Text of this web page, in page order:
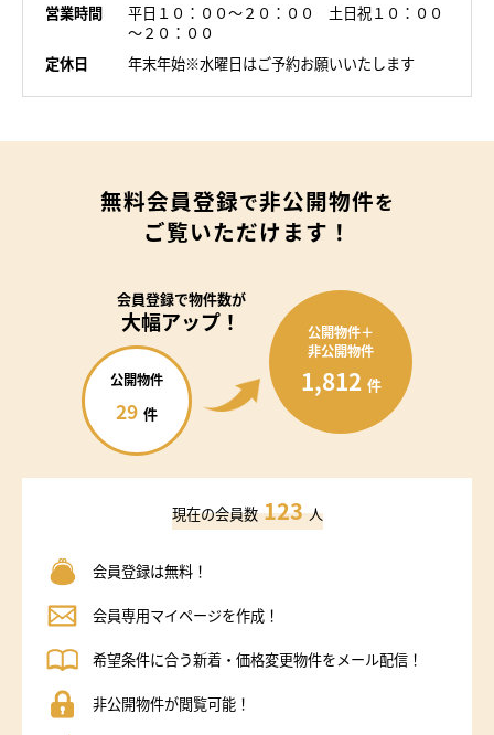
営業時間
平日１０：００～２０：００ 土日祝１０：００
～２０：００
定休日
年末年始※水曜日はご予約お願いいたします
無料会員登録で非公開物件を
ご覧いただけます！
会員登録で物件数が
大幅アップ！
公開物件
29 件
公開物件＋
非公開物件
1,812 件
現在の会員数 123 人
会員登録は無料！
会員専用マイページを作成！
希望条件に合う新着・価格変更物件をメール配信！
非公開物件が閲覧可能！